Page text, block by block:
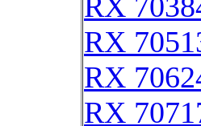
RX
RX
RX